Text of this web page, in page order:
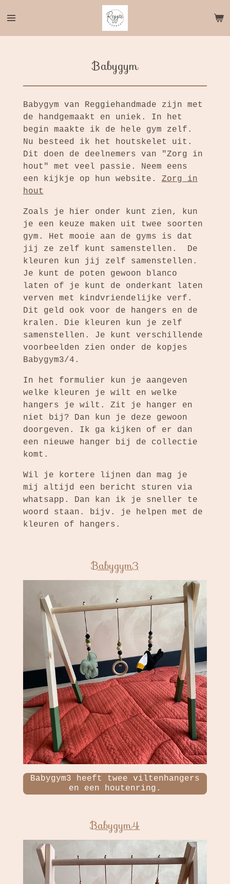
direct
naar
Babygym
Babygym van Reggiehandmade zijn met
de handgemaakt en uniek. In het
begin maakte ik de hele gym zelf.
Nu besteed ik het houtskelet uit.
Dit doen de deelnemers van "Zorg in
hout" met veel passie. Neem eens
een kijkje op hun website. Zorg in
hout
Zoals je hier onder kunt zien, kun
je een keuze maken uit twee soorten
gym. Het mooie aan de gyms is dat
jij ze zelf kunt samenstellen. De
kleuren kun jij zelf samenstellen.
Je kunt de poten gewoon blanco
laten of je kunt de onderkant laten
verven met kindvriendelijke verf.
Dit geld ook voor de hangers en de
kralen. Die kleuren kun je zelf
samenstellen. Je kunt verschillende
voorbeelden zien onder de kopjes
Babygym3/4.
In het formulier kun je aangeven
welke kleuren je wilt en welke
hangers je wilt. Zit je hanger en
niet bij? Dan kun je deze gewoon
doorgeven. Ik ga kijken of er dan
een nieuwe hanger bij de collectie
komt.
Wil je kortere lijnen dan mag je
mij altijd een bericht sturen via
whatsapp. Dan kan ik je sneller te
woord staan. bijv. je helpen met de
kleuren of hangers.
Babygym3
Babygym3 heeft twee viltenhangers
en een houtenring.
Babygym4